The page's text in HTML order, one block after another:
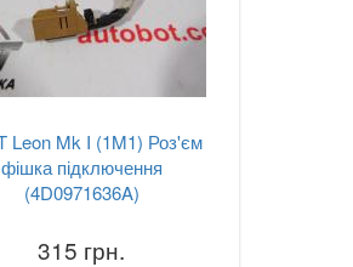
Leon Mk I (1M1) Роз'єм
фішка підключення
(4D0971636A)
315 грн.